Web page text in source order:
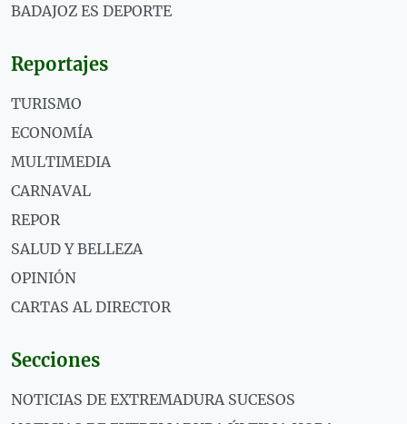
BADAJOZ ES DEPORTE
Reportajes
TURISMO
ECONOMÍA
MULTIMEDIA
CARNAVAL
REPOR
SALUD Y BELLEZA
OPINIÓN
CARTAS AL DIRECTOR
Secciones
NOTICIAS DE EXTREMADURA SUCESOS